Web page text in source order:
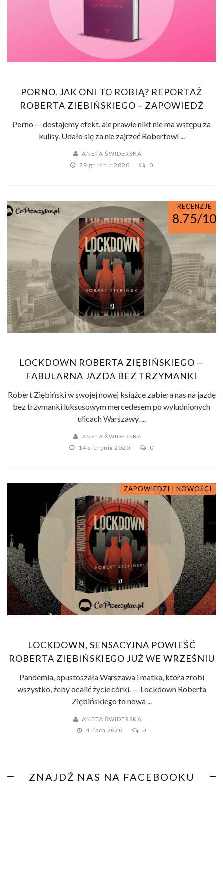
PORNO. JAK ONI TO ROBIĄ? REPORTAŻ
ROBERTA ZIĘBIŃSKIEGO – ZAPOWIEDŹ
Porno — dostajemy efekt, ale prawie nikt nie ma wstępu za
kulisy. Udało się za nie zajrzeć Robertowi ...
ANETA ŚWIDERSKA
29 grudnia 2020
0
RECENZJE
8.75/10
LOCKDOWN ROBERTA ZIĘBIŃSKIEGO —
FABULARNA JAZDA BEZ TRZYMANKI
Robert Ziębiński w swojej nowej książce zabiera nas na jazdę
bez trzymanki luksusowym mercedesem po wyludnionych
ulicach Warszawy. ...
ANETA ŚWIDERSKA
14 sierpnia 2020
0
ZAPOWIEDZI I NOWOŚCI
LOCKDOWN, SENSACYJNA POWIEŚĆ
ROBERTA ZIĘBIŃSKIEGO JUŻ WE WRZEŚNIU
Pandemia, opustoszała Warszawa i matka, która zrobi
wszystko, żeby ocalić życie córki. — Lockdown Roberta
Ziębińskiego to nowa ...
ANETA ŚWIDERSKA
4 lipca 2020
0
ZNAJDŹ NAS NA FACEBOOKU